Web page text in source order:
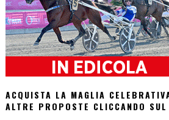
ACQUISTA LA MAGLIA
ALTRE PROPOSTE CLICCANDO SUL